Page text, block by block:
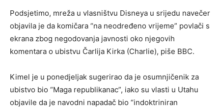
Podsjetimo, mreža u vlasništvu Disneya u srijedu navečer
objavila je da komičara “na neodređeno vrijeme” povlači s
ekrana zbog negodovanja javnosti oko njegovih
komentara o ubistvu Čarlija Kirka (Charlie), piše BBC.
Kimel je u ponedjeljak sugerirao da je osumnjičenik za
ubistvo bio “Maga republikanac”, iako su vlasti u Utahu
objavile da je navodni napadač bio “indoktriniran